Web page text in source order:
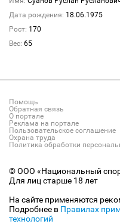
Дата рождения: 18.06.1975
Рост: 170
Вес: 65
Помощь
Обратная связь
О портале
Реклама на портале
Пользовательское соглашение
Охрана труда
Политика обработки
© ООО «Национальный
Для лиц старше 18 лет
На сайте применяются
Подробнее в Правилах
технологий